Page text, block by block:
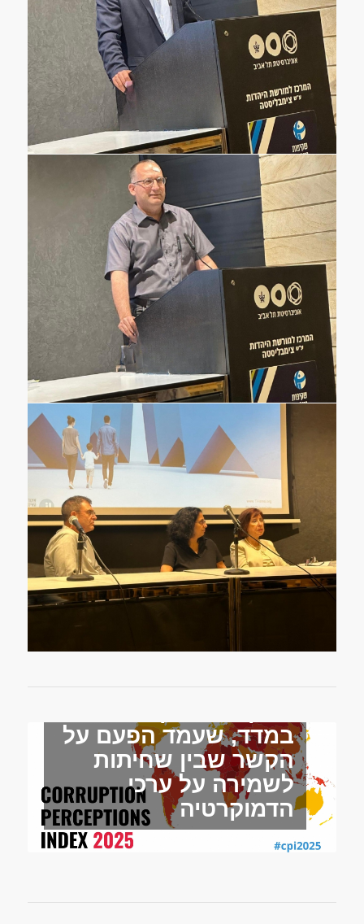
שקיפות שחיתות ומה
שביניהן